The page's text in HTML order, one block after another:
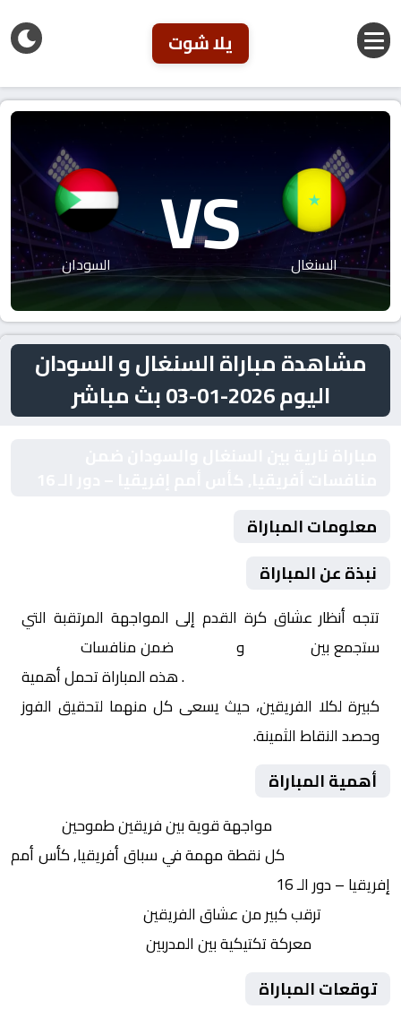
يلا شوت
السنغال VS السودان
مشاهدة مباراة السنغال و السودان
اليوم 2026-01-03 بث مباشر
معلومات المباراة
نبذة عن المباراة
تتجه أنظار عشاق كرة القدم إلى المواجهة المرتقبة التي
ستجمع بين
و ضمن منافسات
. هذه المباراة تحمل أهمية
كبيرة لكلا الفريقين، حيث يسعى كل منهما لتحقيق الفوز
وحصد النقاط الثمينة.
أهمية المباراة
مواجهة قوية بين فريقين طموحين
كل نقطة مهمة في سباق أفريقيا, كأس أمم
إفريقيا – دور الـ 16
ترقب كبير من عشاق الفريقين
معركة تكتيكية بين المدربين
توقعات المباراة